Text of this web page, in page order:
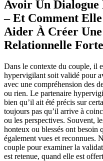
Avoir Un
– Et Comment
Aider À Créer
Relationnelle Forte
Dans le contexte du couple, il
hypervigilant soit validé pour
avec une compréhension des
ou rien. Le partenaire
bien qu’il ait été précis sur
toujours pas qu’il arrive à
ou les perspectives. Souvent,
honteux ou blessés ont besoin
également vues et reconnues.
couple pour examiner la
est retenue, quand elle est